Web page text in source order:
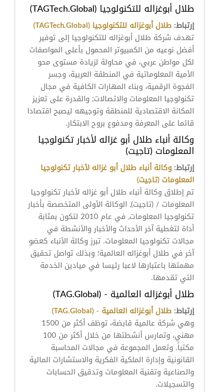
طلال أبوغزاله للتكنولوجيا (TAGTech.Global)
إرتباط: طلال أبوغزاله للتكنولوجيا (TAGTech.Global)
تهدف شركة طلال أبوغزاله للتكنولوجيا إلى توفير
أفضل نوعيه من الكمبيوتر المحمول بأعلى المواصفات
لكل مواطن عربي، في محاولة لزيادة مستوى محو
الأمية المعلوماتية في المنطقة العربية، وجسر
الفجوة الرقمية، وبناء المهارات الكافية في مجال
تكنولوجيا المعلومات والاتصالات; والقدرة على تعزيز
المكانة الاقتصادية للمنطقة وتوجيهه ليصبح اقتصادا
قائما على المعرفة ومدفوع بروح الابتكار.
وكالة أنباء طلال أبو غزاله لأخبار تكنولوجيا
المعلومات (تاجيت)
إرتباط: وكالة أنباء طلال أبو غزاله لأخبار تكنولوجيا
المعلومات (تاجيت)
تم إطلاق وكالة أنباء طلال أبو غزاله لأخبار تكنولوجيا
المعلومات / (تاجيت), الوكالة الأولى المتخصصة بأخبار
تكنولوجيا المعلومات, في عام 2010 لتكون بمثابة
أداة لتغطية آخر الأحداث والأخبار والأنشطة في
مجالات تكنولوجيا المعلومات. تبرز وكالة الأنباء كعضو
آخر في طلال أبوغزاله العالمية؛ وبذلك تواصل تحقيق
مهمتها باعتبارها لاعبا رئيسا في ميادين الخدمة
التي تقدمها.
طلال أبوغزاله العالمية - (TAG.Global)
إرتباط: طلال أبوغزاله العالمية - (TAG.Global)
وهي شركة عالمية قابضة، توظف أكثر من 1500
مهني، وتمارس أنشطتها من خلال أكثر من 100
مكتباً. وتعمل المجموعة في مجالات المحاسبة
القانونية وإدارة الملكية الفكرية والاستشارات المالية
والصناعية وتقنية المعلومات وتدقيق الحسابات
والتسجيلات.